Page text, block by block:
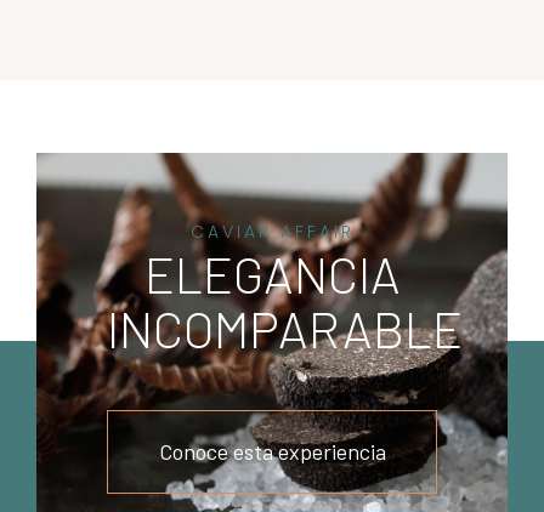
CAVIAR AFFAIR
ELEGANCIA
INCOMPARABLE
Conoce esta experiencia